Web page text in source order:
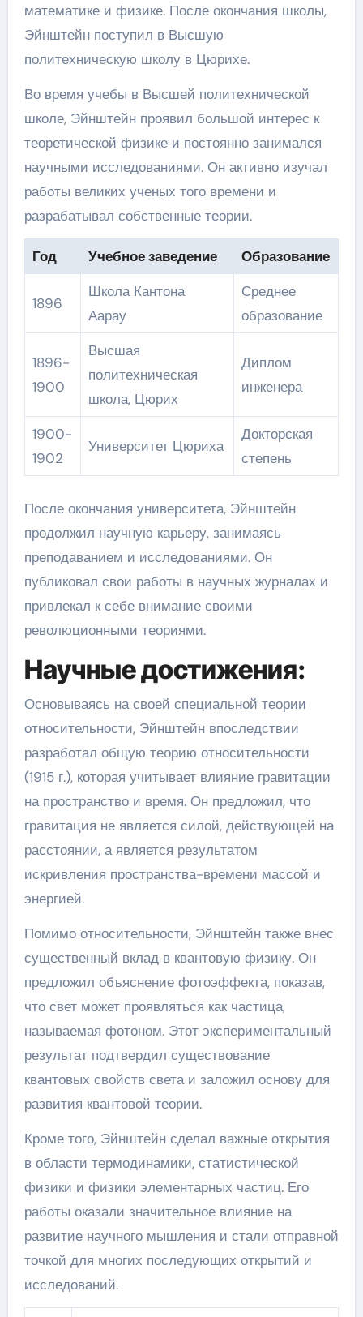
математике и физике. После окончания школы,
Эйнштейн поступил в Высшую
политехническую школу в Цюрихе.
Во время учебы в Высшей политехнической
школе, Эйнштейн проявил большой интерес к
теоретической физике и постоянно занимался
научными исследованиями. Он активно изучал
работы великих ученых того времени и
разрабатывал собственные теории.
Год Учебное заведение Образование
1896
Школа Кантона
Аарау
Среднее
образование
1896-
1900
Высшая
политехническая
школа, Цюрих
Диплом
инженера
1900-
1902
Университет Цюриха
Докторская
степень
После окончания университета, Эйнштейн
продолжил научную карьеру, занимаясь
преподаванием и исследованиями. Он
публиковал свои работы в научных журналах и
привлекал к себе внимание своими
революционными теориями.
Научные достижения:
Основываясь на своей специальной теории
относительности, Эйнштейн впоследствии
разработал общую теорию относительности
(1915 г.), которая учитывает влияние гравитации
на пространство и время. Он предложил, что
гравитация не является силой, действующей на
расстоянии, а является результатом
искривления пространства-времени массой и
энергией.
Помимо относительности, Эйнштейн также внес
существенный вклад в квантовую физику. Он
предложил объяснение фотоэффекта, показав,
что свет может проявляться как частица,
называемая фотоном. Этот экспериментальный
результат подтвердил существование
квантовых свойств света и заложил основу для
развития квантовой теории.
Кроме того, Эйнштейн сделал важные открытия
в области термодинамики, статистической
физики и физики элементарных частиц. Его
работы оказали значительное влияние на
развитие научного мышления и стали отправной
точкой для многих последующих открытий и
исследований.